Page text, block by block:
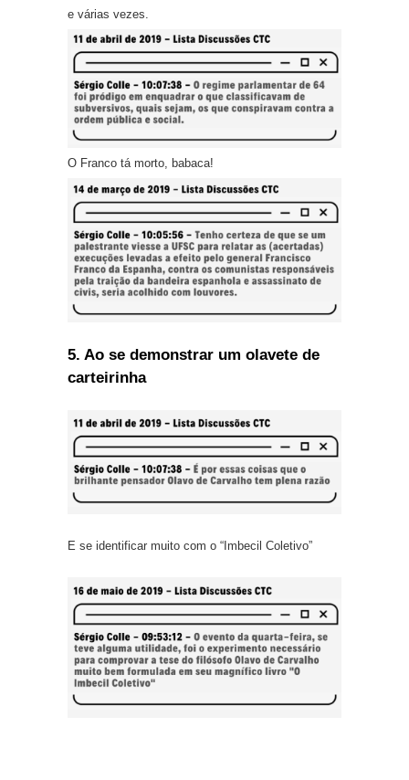
e várias vezes.
O Franco tá morto, babaca!
5. Ao se demonstrar um olavete de
carteirinha
E se identificar muito com o “Imbecil Coletivo”